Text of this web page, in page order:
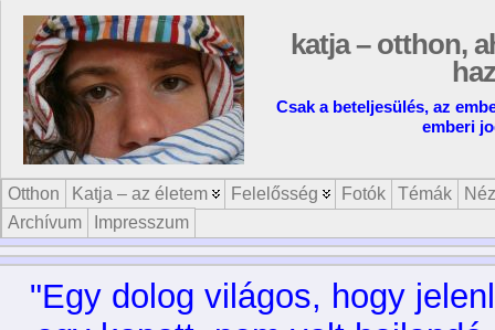
katja – otthon,
Csak a beteljesülés, az
emberi
Otthon Katja – az életem Felelősség Fotók Témák
Archívum
Impresszum
"Egy dolog világos, hogy